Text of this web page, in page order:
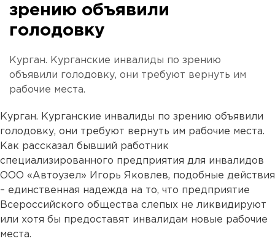
зрению объявили
голодовку
Курган. Курганские инвалиды по зрению
объявили голодовку, они требуют вернуть им
рабочие места.
Курган. Курганские инвалиды по зрению объявили
голодовку, они требуют вернуть им рабочие места.
Как рассказал бывший работник
специализированного предприятия для инвалидов
ООО «Автоузел» Игорь Яковлев, подобные действия
– единственная надежда на то, что предприятие
Всероссийского общества слепых не ликвидируют
или хотя бы предоставят инвалидам новые рабочие
места.